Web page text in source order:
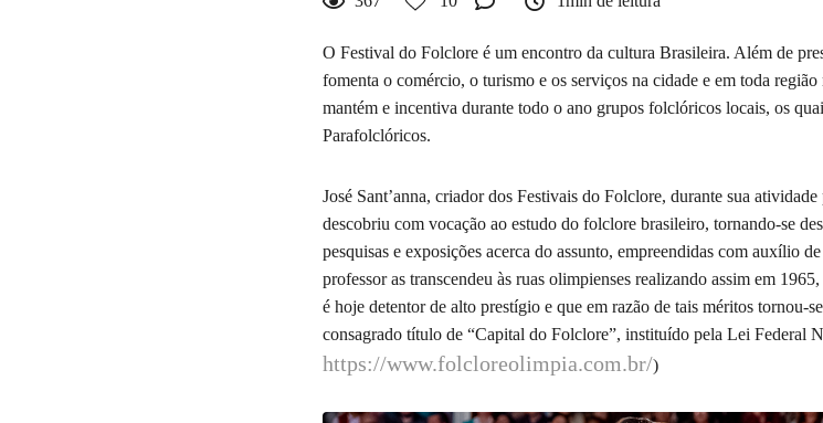
O Festival do Folclore é um encontro da cultura Brasileira. Além de
fomenta o comércio, o turismo e os serviços na cidade e em toda
mantém e incentiva durante todo o ano grupos folclóricos locais, os
Parafolclóricos.
José Sant’anna, criador dos Festivais do Folclore, durante sua
descobriu com vocação ao estudo do folclore brasileiro, tornando-se
pesquisas e exposições acerca do assunto, empreendidas com auxílio
professor as transcendeu às ruas olimpienses realizando assim em
é hoje detentor de alto prestígio e que em razão de tais méritos tornou-
consagrado título de “Capital do Folclore”, instituído pela Lei Federal
https://www.folcloreolimpia.com.br/)